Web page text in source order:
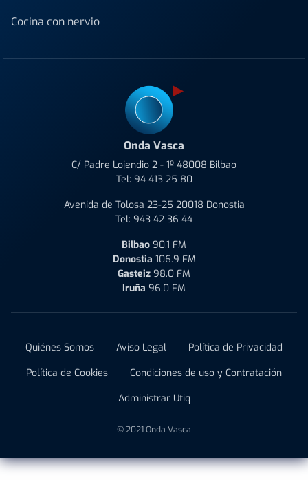
Cocina con nervio
Onda Vasca
C/ Padre Lojendio 2 - 1º 48008 Bilbao
Tel: 94 413 25 80
Avenida de Tolosa 23-25 20018 Donostia
Tel: 943 42 36 44
Bilbao 90.1 FM
Donostia 106.9 FM
Gasteiz 98.0 FM
Iruña 96.0 FM
Quiénes Somos Aviso Legal
Política de Privacidad
Política de Cookies
Condiciones de uso y Contratación
Administrar Utiq
© 2021 Onda Vasca